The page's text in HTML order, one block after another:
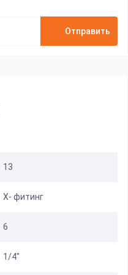
Отправить
13
Х- фитинг
6
1/4"